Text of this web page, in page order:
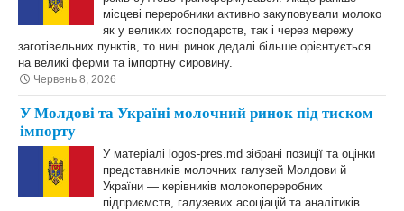
місцеві переробники активно закуповували молоко
як у великих господарств, так і через мережу
заготівельних пунктів, то нині ринок дедалі більше орієнтується
на великі ферми та імпортну сировину.
Червень 8, 2026
У Молдові та Україні молочний ринок під тиском
імпорту
У матеріалі logos-pres.md зібрані позиції та оцінки
представників молочних галузей Молдови й
України — керівників молокопереробних
підприємств, галузевих асоціацій та аналітиків